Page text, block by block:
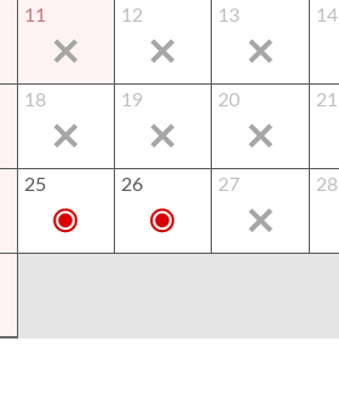
11 12 13 14
18 19 20 21
25 26 27 28